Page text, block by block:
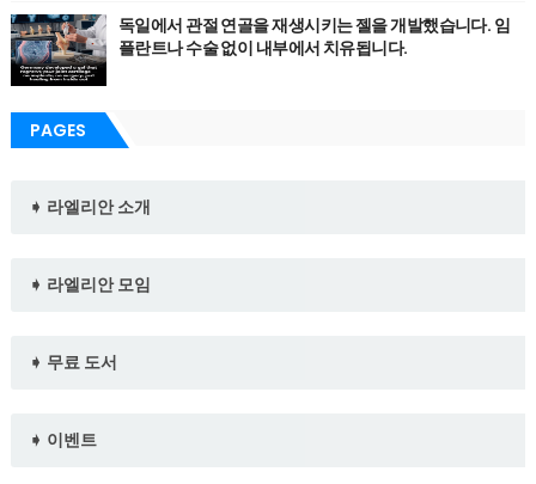
독일에서 관절 연골을 재생시키는 젤을 개발했습니다. 임
플란트나 수술 없이 내부에서 치유됩니다.
PAGES
➧ 라엘리안 소개
➧ 라엘리안 모임
➧ 무료 도서
➧ 이벤트